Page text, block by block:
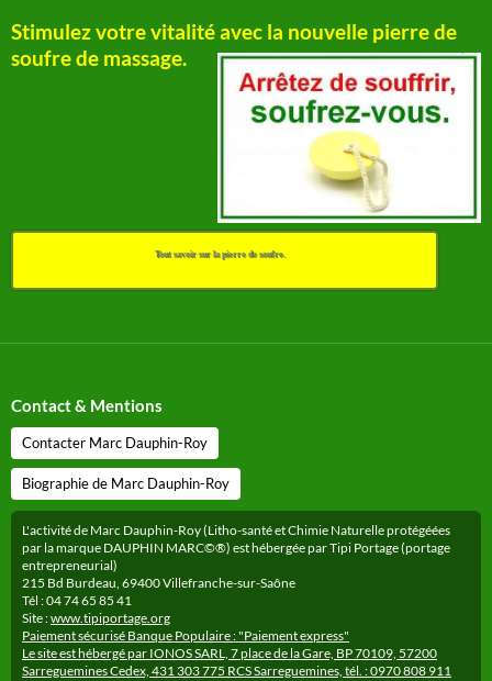
Stimulez votre vitalité avec la nouvelle pierre de
soufre de massage.
Tout savoir sur la pierre de soufre.
Contact & Mentions
Contacter Marc Dauphin-Roy
Biographie de Marc Dauphin-Roy
L'activité de Marc Dauphin-Roy (Litho-santé et Chimie Naturelle protégéées
par la marque DAUPHIN MARC©®) est hébergée par Tipi Portage (portage
entrepreneurial)
215 Bd Burdeau, 69400 Villefranche-sur-Saône
Tél : 04 74 65 85 41
Site :www.tipiportage.org
Paiement sécurisé Banque Populaire : "Paiement express"
Le site est hébergé par IONOS SARL, 7 place de la Gare, BP 70109, 57200
Sarreguemines Cedex, 431 303 775 RCS Sarreguemines, tél. : 0970 808 911